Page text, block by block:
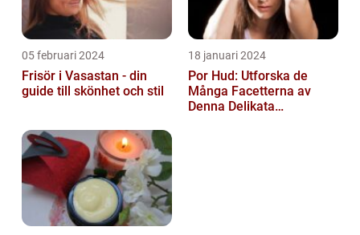
05 februari 2024
Frisör i Vasastan - din
guide till skönhet och stil
18 januari 2024
Por Hud: Utforska de
Många Facetterna av
Denna Delikata